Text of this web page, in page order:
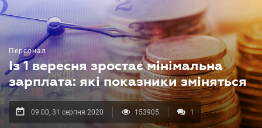
Персонал
Із 1 вересня зростає мінімальна
зарплата: які показники зміняться
09.00, 31 серпня 2020 153905 1